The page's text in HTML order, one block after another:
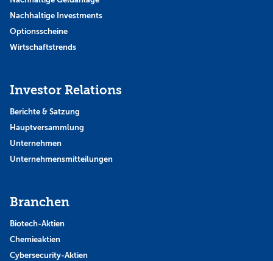
Nachhaltige Investments
Optionsscheine
Wirtschaftstrends
Investor Relations
Berichte & Satzung
Hauptversammlung
Unternehmen
Unternehmensmitteilungen
Branchen
Biotech-Aktien
Chemieaktien
Cybersecurity-Aktien